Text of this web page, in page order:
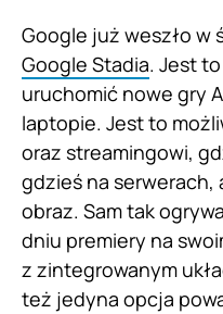
Google już weszło w
Google Stadia. Jest
uruchomić nowe gry
laptopie. Jest to
oraz streamingowi,
gdzieś na serwerach,
obraz. Sam tak
dniu premiery na
z zintegrowanym
też jedyna opcja